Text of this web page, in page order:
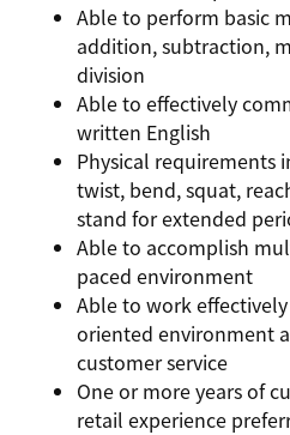
Able to perform basic
addition, subtraction,
division
Able to effectively
written English
Physical requirements
twist, bend, squat,
stand for extended
Able to accomplish
paced environment
Able to work
oriented environment
customer service
One or more years of
retail experience